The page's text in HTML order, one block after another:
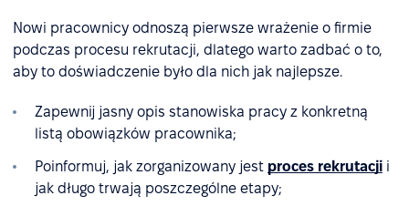
Nowi pracownicy odnoszą pierwsze wrażenie o firmie
podczas procesu rekrutacji, dlatego warto zadbać o to,
aby to doświadczenie było dla nich jak najlepsze.
Zapewnij jasny opis stanowiska pracy z konkretną
listą obowiązków pracownika;
Poinformuj, jak zorganizowany jest proces rekrutacji i
jak długo trwają poszczególne etapy;